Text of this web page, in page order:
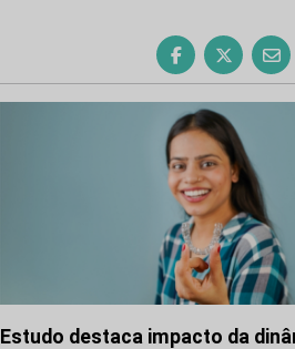
Estudo destaca impacto da